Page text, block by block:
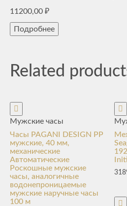
11200,00 ₽
Подробнее
Related
Мужские часы
Часы PAGANI DESIGN PP
мужские, 40 мм,
механические
Автоматические
Роскошные мужские
часы, аналогичные
водонепроницаемые
мужские наручные часы
100 м